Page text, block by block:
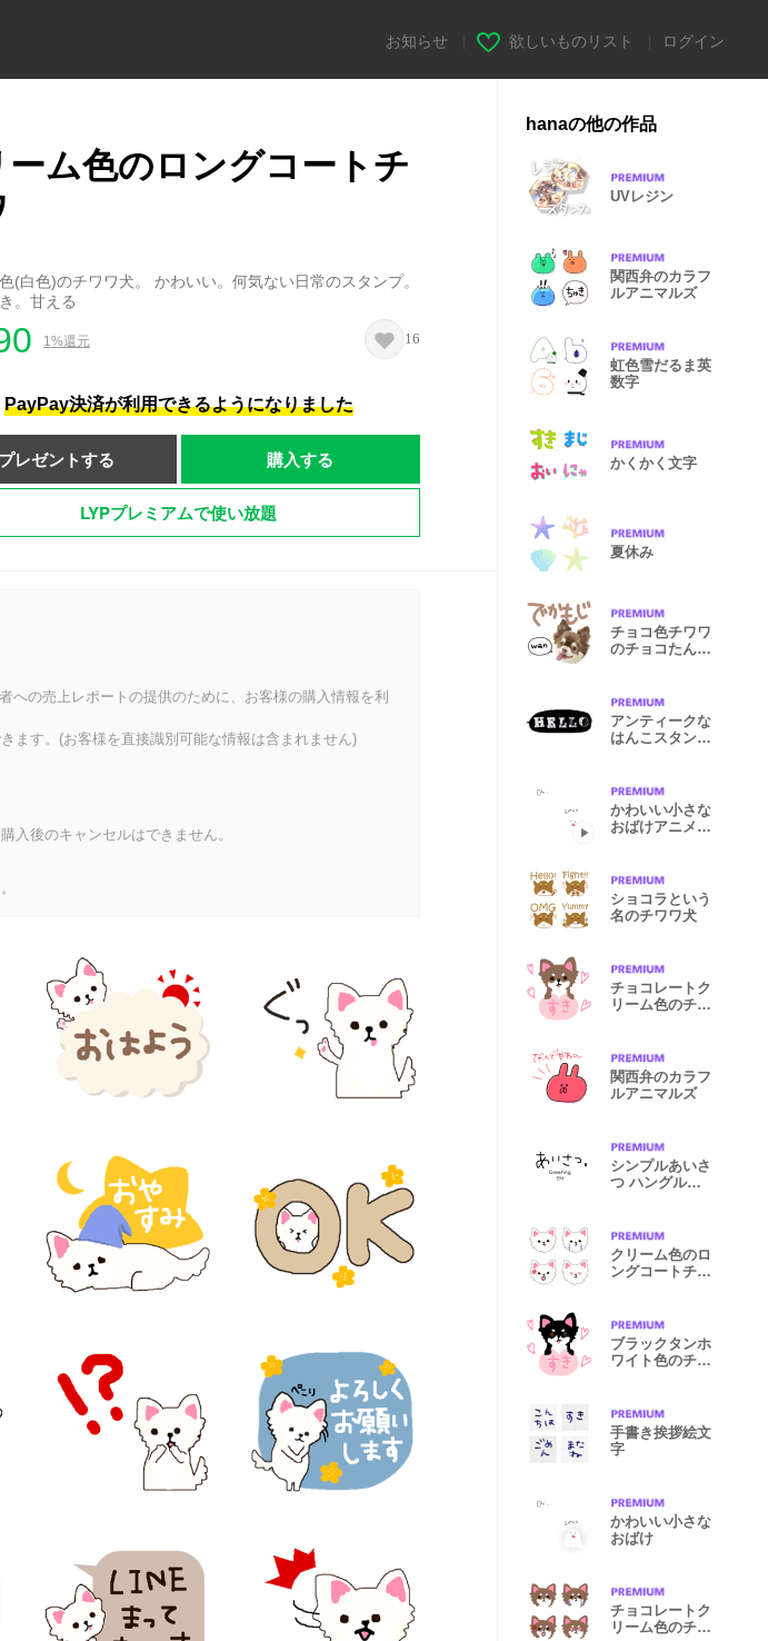
お知らせ 欲しいものリスト ログイン
ーム色のロングコートチ
(白色)のチワワ犬。 かわいい。何気ない日常のスタンプ。
。甘える
1%還元 16
PayPay決済が利用できるようになりました
プレゼントする 購入する
LYPプレミアムで使い放題
への売上レポートの提供のために、お客様の購入情報を利
ます。(お客様を直接識別可能な情報は含まれません)
入後のキャンセルはできません。
hanaの他の作品
UVレジン
関西弁のカラフ
ルアニマルズ
虹色雪だるま英
数字
かくかく文字
夏休み
チョコ色チワワ
のチョコたん
アンティークな
はんこスタンプ
かわいい小さな
おばけアニメー
ショコラという
名のチワワ犬
チョコレートク
リーム色のチワ
関西弁のカラフ
ルアニマルズ
シンプルあいさ
つ ハングルと
クリーム色のロ
ングコートチワ
ブラックタンホ
ワイト色のチワ
手書き挨拶絵文
字
かわいい小さな
おばけ
チョコレートク
リーム色のチワ